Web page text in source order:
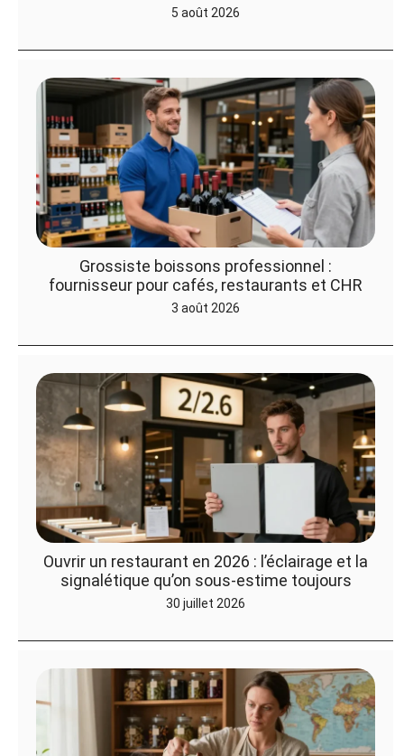
5 août 2026
Grossiste boissons professionnel :
fournisseur pour cafés, restaurants et CHR
3 août 2026
Ouvrir un restaurant en 2026 : l’éclairage et la
signalétique qu’on sous-estime toujours
30 juillet 2026